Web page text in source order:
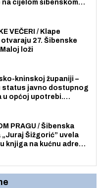
cijelom šibenskom
VEČERI / Klape
otvaraju 27. Šibenske
loži
kninskoj županiji –
status javno dostupnog
u općoj upotrebi.
PRAGU / Šibenska
Šižgorić” uvela
knjiga na kućnu adresu